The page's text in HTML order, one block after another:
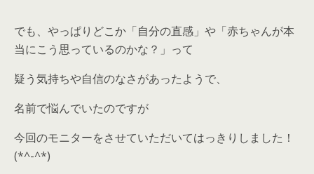
でも、やっぱりどこか「自分の直感」や「赤ちゃんが本
当にこう思っているのかな？」って
疑う気持ちや自信のなさがあったようで、
名前で悩んでいたのですが
今回のモニターをさせていただいてはっきりしました！
(*^-^*)